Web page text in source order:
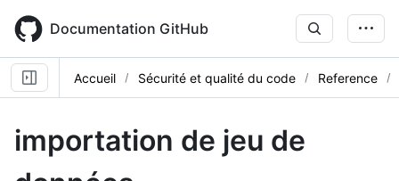
main
content
Documentation GitHub
Accueil Sécurité et qualité du code Reference
importation de jeu de